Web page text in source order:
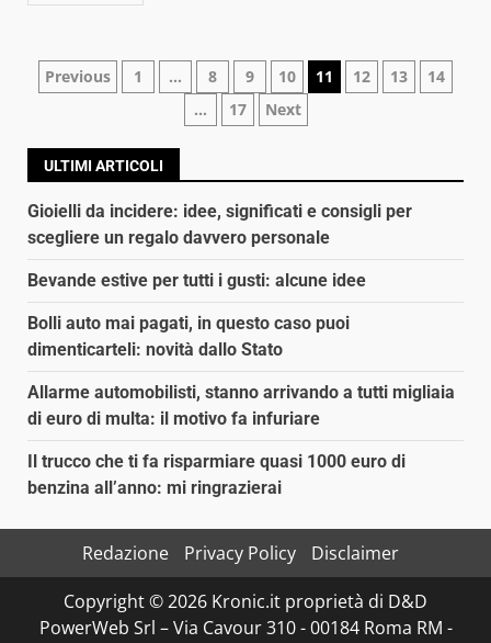
Navigazione
Previous 1 … 8 9 10 11 12 13
14
…
17 Next
ULTIMI ARTICOLI
Gioielli da incidere: idee, significati e consigli per
scegliere un regalo davvero personale
Bevande estive per tutti i gusti: alcune idee
Bolli auto mai pagati, in questo caso puoi
dimenticarteli: novità dallo Stato
Allarme automobilisti, stanno arrivando a tutti migliaia
di euro di multa: il motivo fa infuriare
Il trucco che ti fa risparmiare quasi 1000 euro di
benzina all’anno: mi ringrazierai
Redazione Privacy Policy
Disclaimer
Copyright © 2026 Kronic.it proprietà di D&D
PowerWeb Srl – Via Cavour 310 - 00184 Roma RM -